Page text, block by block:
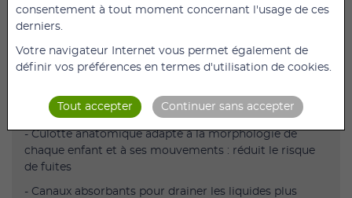
- 18 unités
écoresponsable privilégiant des matières premières
durables et conçues avec moins d’impact sur
Caractéristiques :
- Culotte anatomique adapté à la morphologie de
chaque enfant et à ses mouvements : réduit le risque
de fuites
- Canaux absorbants pour drainer les liquides plus
consentement à tout moment concernant l'usage de ces
derniers.
Votre navigateur Internet vous permet également de
définir vos préférences en termes d'utilisation de cookies.
Tout accepter Continuer sans accepter